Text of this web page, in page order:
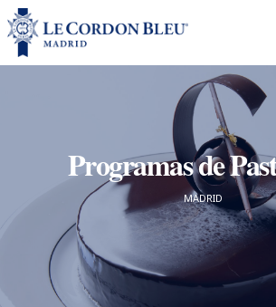
Programas de
MADRID